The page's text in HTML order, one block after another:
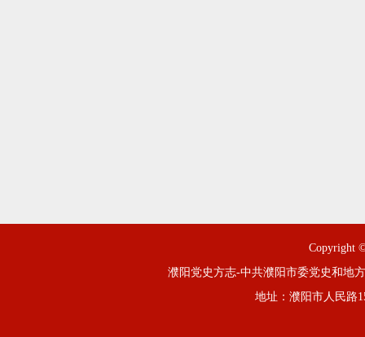
Copyright
濮阳党史方志-中共濮阳市委党史和地
地址：濮阳市人民路